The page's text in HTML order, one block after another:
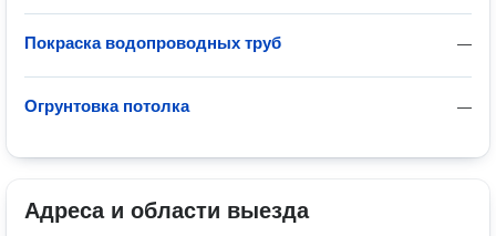
—
Покраска водопроводных труб
—
Огрунтовка потолка
Адреса и области выезда